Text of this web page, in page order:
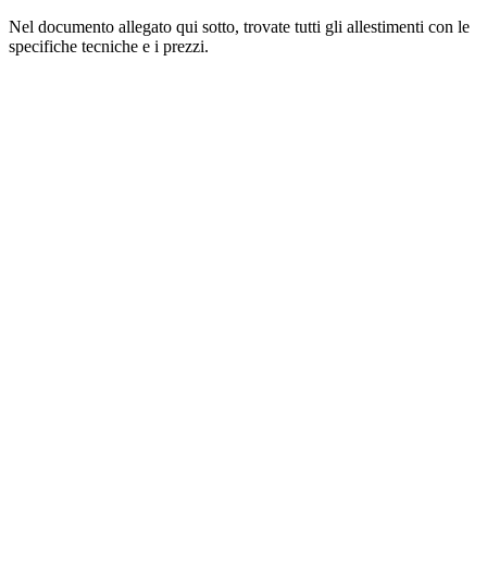
Nel documento allegato qui sotto, trovate tutti gli allestimenti con le
specifiche tecniche e i prezzi.